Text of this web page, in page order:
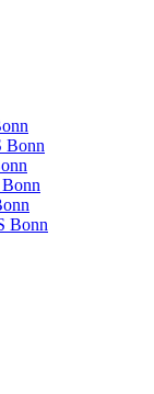
Bonn
Bonn